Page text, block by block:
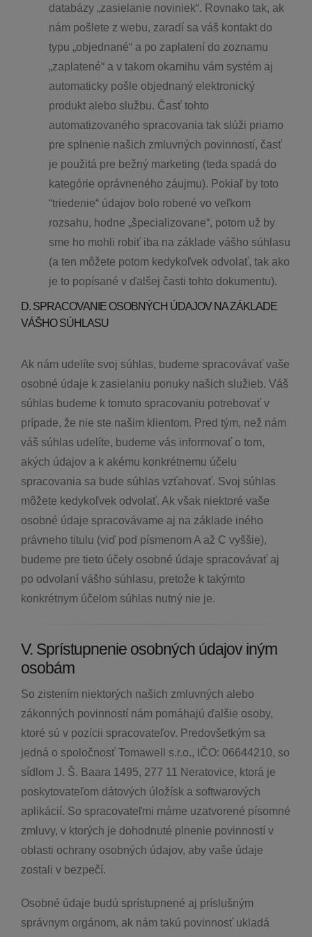
databázy „zasielanie noviniek“. Rovnako tak, ak
nám pošlete z webu, zaradí sa váš kontakt do
typu „objednané“ a po zaplatení do zoznamu
„zaplatené“ a v takom okamihu vám systém aj
automaticky pošle objednaný elektronický
produkt alebo službu. Časť tohto
automatizovaného spracovania tak slúži priamo
pre splnenie našich zmluvných povinností, časť
je použitá pre bežný marketing (teda spadá do
kategórie oprávneného záujmu). Pokiaľ by toto
“triedenie“ údajov bolo robené vo veľkom
rozsahu, hodne „špecializovane“, potom už by
sme ho mohli robiť iba na základe vášho súhlasu
(a ten môžete potom kedykoľvek odvolať, tak ako
je to popísané v ďalšej časti tohto dokumentu).
D. SPRACOVANIE OSOBNÝCH ÚDAJOV NA ZÁKLADE
VÁŠHO SÚHLASU
Ak nám udelíte svoj súhlas, budeme spracovávať vaše
osobné údaje k zasielaniu ponuky našich služieb. Váš
súhlas budeme k tomuto spracovaniu potrebovať v
prípade, že nie ste našim klientom. Pred tým, než nám
váš súhlas udelíte, budeme vás informovať o tom,
akých údajov a k akému konkrétnemu účelu
spracovania sa bude súhlas vzťahovať. Svoj súhlas
môžete kedykoľvek odvolať. Ak však niektoré vaše
osobné údaje spracovávame aj na základe iného
právneho titulu (viď pod písmenom A až C vyššie),
budeme pre tieto účely osobné údaje spracovávať aj
po odvolaní vášho súhlasu, pretože k takýmto
konkrétnym účelom súhlas nutný nie je.
V. Sprístupnenie osobných údajov iným
osobám
So zistením niektorých našich zmluvných alebo
zákonných povinností nám pomáhajú ďalšie osoby,
ktoré sú v pozícii spracovateľov. Predovšetkým sa
jedná o spoločnosť Tomawell s.r.o., IČO: 06644210, so
sídlom J. Š. Baara 1495, 277 11 Neratovice, ktorá je
poskytovateľom dátových úložísk a softwarových
aplikácií. So spracovateľmi máme uzatvorené písomné
zmluvy, v ktorých je dohodnuté plnenie povinností v
oblasti ochrany osobných údajov, aby vaše údaje
zostali v bezpečí.
Osobné údaje budú sprístupnené aj príslušným
správnym orgánom, ak nám takú povinnosť ukladá